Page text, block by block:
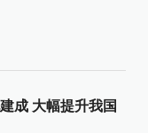
成 大幅提升我国